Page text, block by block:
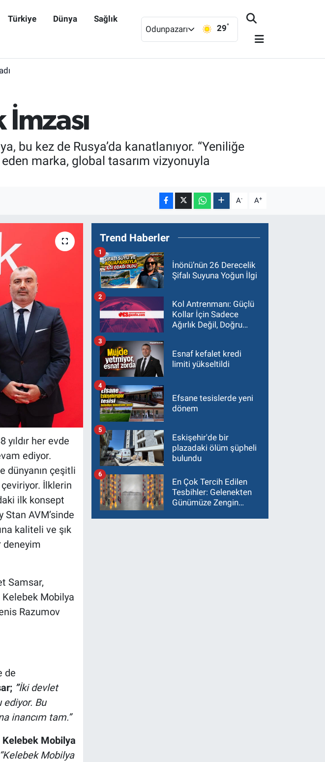
Türkiye Dünya Sağlık
Odunpazarı 29°
bu kez de Rusya’da kanatlanıyor. “Yeniliğe
marka, global tasarım vizyonuyla
A- A+
yıldır her evde
ediyor.
dünyanın çeşitli
çeviriyor. İlklerin
ilk konsept
Stan AVM’sinde
kaliteli ve şık
deneyim
Samsar,
Mobilya
Razumov
de
”İki devlet
Bu
inancım tam.”
Kelebek Mobilya
“Kelebek Mobilya
Trend Haberler
İnönü’nün 26 Derecelik
Şifalı Suyuna Yoğun İlgi
1
Kol Antrenmanı: Güçlü
Kollar İçin Sadece
Ağırlık Değil, Doğru
2
Esnaf kefalet kredi
limiti yükseltildi
3
Efsane tesislerde yeni
dönem
4
Eskişehir'de bir
plazadaki ölüm şüpheli
bulundu
5
En Çok Tercih Edilen
Tesbihler: Gelenekten
Günümüze Zengin
6